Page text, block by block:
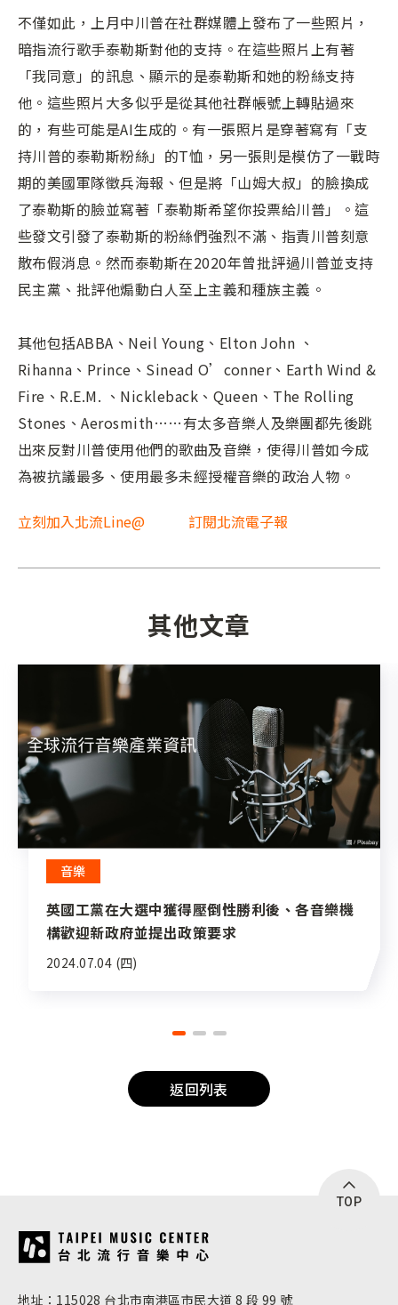
不僅如此，上月中川普在社群媒體上發布了一些照片，
暗指流行歌手泰勒斯對他的支持。在這些照片上有著
「我同意」的訊息、顯示的是泰勒斯和她的粉絲支持
他。這些照片大多似乎是從其他社群帳號上轉貼過來
的，有些可能是AI生成的。有一張照片是穿著寫有「支
持川普的泰勒斯粉絲」的T恤，另一張則是模仿了一戰時
期的美國軍隊徵兵海報、但是將「山姆大叔」的臉換成
了泰勒斯的臉並寫著「泰勒斯希望你投票給川普」。這
些發文引發了泰勒斯的粉絲們強烈不滿、指責川普刻意
散布假消息。然而泰勒斯在2020年曾批評過川普並支持
民主黨、批評他煽動白人至上主義和種族主義。
其他包括ABBA、Neil Young、Elton John 、
Rihanna、Prince、Sinead O’conner、Earth Wind &
Fire、R.E.M. 、Nickleback、Queen、The Rolling
Stones、Aerosmith……有太多音樂人及樂團都先後跳
出來反對川普使用他們的歌曲及音樂，使得川普如今成
為被抗議最多、使用最多未經授權音樂的政治人物。
立刻加入北流Line@ 訂閱北流電子報
其他文章
音樂
英國工黨在大選中獲得壓倒性勝利後、各音樂機
構歡迎新政府並提出政策要求
2024.07.04 (四)
返回列表
TOP
:::
地址：115028 台北市南港區市民大道 8 段 99 號